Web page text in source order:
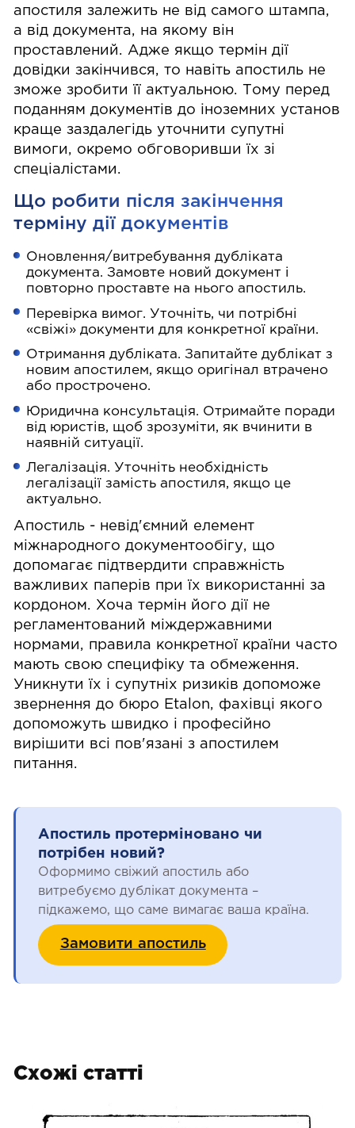
апостиля залежить не від самого штампа,
а від документа, на якому він
проставлений. Адже якщо термін дії
довідки закінчився, то навіть апостиль не
зможе зробити її актуальною. Тому перед
поданням документів до іноземних установ
краще заздалегідь уточнити супутні
вимоги, окремо обговоривши їх зі
спеціалістами.
Що робити після закінчення
терміну дії документів
Оновлення/витребування дубліката
документа. Замовте новий документ і
повторно проставте на нього апостиль.
Перевірка вимог. Уточніть, чи потрібні
«свіжі» документи для конкретної країни.
Отримання дубліката. Запитайте дублікат з
новим апостилем, якщо оригінал втрачено
або прострочено.
Юридична консультація. Отримайте поради
від юристів, щоб зрозуміти, як вчинити в
наявній ситуації.
Легалізація. Уточніть необхідність
легалізації замість апостиля, якщо це
актуально.
Апостиль - невід'ємний елемент
міжнародного документообігу, що
допомагає підтвердити справжність
важливих паперів при їх використанні за
кордоном. Хоча термін його дії не
регламентований міждержавними
нормами, правила конкретної країни часто
мають свою специфіку та обмеження.
Уникнути їх і супутніх ризиків допоможе
звернення до бюро Etalon, фахівці якого
допоможуть швидко і професійно
вирішити всі пов'язані з апостилем
питання.
Апостиль протерміновано чи
потрібен новий?
Оформимо свіжий апостиль або
витребуємо дублікат документа –
підкажемо, що саме вимагає ваша країна.
Замовити апостиль
Схожі статті